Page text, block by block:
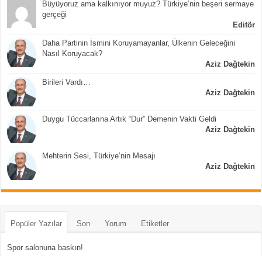
Büyüyoruz ama kalkınıyor muyuz? Türkiye’nin beşeri sermaye
gerçeği
Editör
Daha Partinin İsmini Koruyamayanlar, Ülkenin Geleceğini
Nasıl Koruyacak?
Aziz Dağtekin
Birileri Vardı…
Aziz Dağtekin
Duygu Tüccarlarına Artık “Dur” Demenin Vakti Geldi
Aziz Dağtekin
Mehterin Sesi, Türkiye’nin Mesajı
Aziz Dağtekin
Popüler Yazılar Son Yorum Etiketler
Spor salonuna baskın!